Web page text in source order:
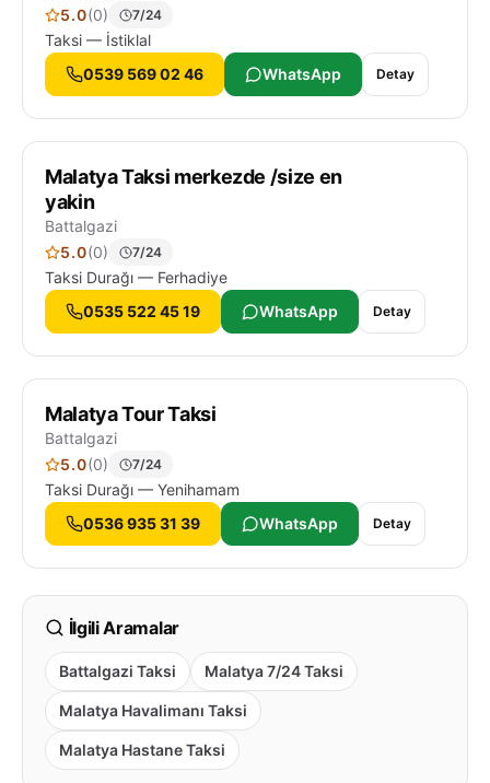
5.0(0) 7/24
Taksi — İstiklal
0539 569 02 46
WhatsApp Detay
Malatya Taksi merkezde /size en
yakin
Battalgazi
5.0(0) 7/24
Taksi Durağı — Ferhadiye
0535 522 45 19
WhatsApp Detay
Malatya Tour Taksi
Battalgazi
5.0(0) 7/24
Taksi Durağı — Yenihamam
0536 935 31 39
WhatsApp Detay
İlgili Aramalar
Battalgazi Taksi Malatya 7/24 Taksi
Malatya Havalimanı Taksi
Malatya Hastane Taksi